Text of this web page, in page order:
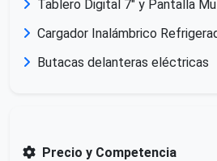
Tablero Digital 7" y Pantalla
Cargador Inalámbrico
Butacas delanteras eléctricas
Precio y Competencia